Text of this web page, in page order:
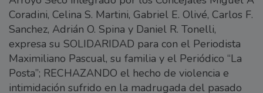
Coradini, Celina S. Martini, Gabriel E. Olivé, Carlos F.
Sanchez, Adrián O. Spina y Daniel R. Tonelli,
expresa su SOLIDARIDAD para con el Periodista
Maximiliano Pascual, su familia y el Periódico “La
Posta”; RECHAZANDO el hecho de violencia e
intimidación sufrido en la madrugada del pasado